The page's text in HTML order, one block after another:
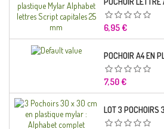
Prix
6,95 €
Prix
7,50 €